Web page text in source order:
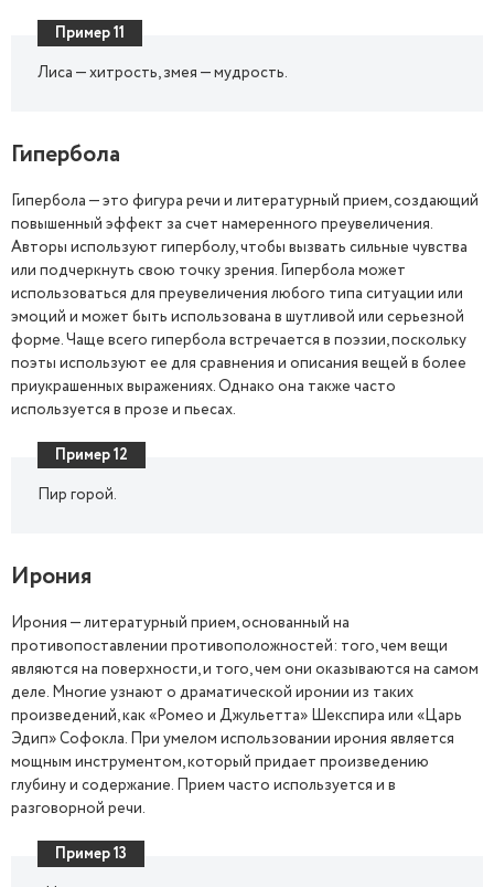
Пример 11
Лиса — хитрость, змея — мудрость.
Гипербола
Гипербола — это фигура речи и литературный прием, создающий
повышенный эффект за счет намеренного преувеличения.
Авторы используют гиперболу, чтобы вызвать сильные чувства
или подчеркнуть свою точку зрения. Гипербола может
использоваться для преувеличения любого типа ситуации или
эмоций и может быть использована в шутливой или серьезной
форме. Чаще всего гипербола встречается в поэзии, поскольку
поэты используют ее для сравнения и описания вещей в более
приукрашенных выражениях. Однако она также часто
используется в прозе и пьесах.
Пример 12
Пир горой.
Ирония
Ирония — литературный прием, основанный на
противопоставлении противоположностей: того, чем вещи
являются на поверхности, и того, чем они оказываются на самом
деле. Многие узнают о драматической иронии из таких
произведений, как «Ромео и Джульетта» Шекспира или «Царь
Эдип» Софокла. При умелом использовании ирония является
мощным инструментом, который придает произведению
глубину и содержание. Прием часто используется и в
разговорной речи.
Пример 13